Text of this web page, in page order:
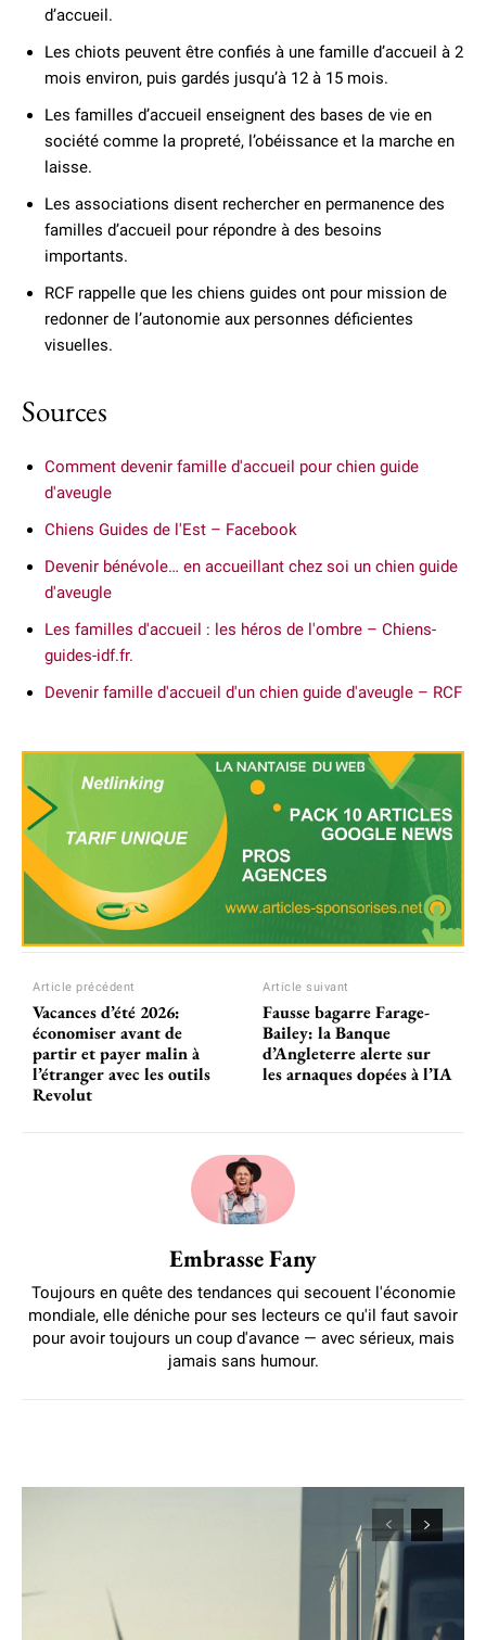
d’accueil.
Les chiots peuvent être confiés à une famille d’accueil à 2
mois environ, puis gardés jusqu’à 12 à 15 mois.
Les familles d’accueil enseignent des bases de vie en
société comme la propreté, l’obéissance et la marche en
laisse.
Les associations disent rechercher en permanence des
familles d’accueil pour répondre à des besoins
importants.
RCF rappelle que les chiens guides ont pour mission de
redonner de l’autonomie aux personnes déficientes
visuelles.
Sources
Comment devenir famille d'accueil pour chien guide
d'aveugle
Chiens Guides de l'Est – Facebook
Devenir bénévole… en accueillant chez soi un chien guide
d'aveugle
Les familles d'accueil : les héros de l'ombre – Chiens-
guides-idf.fr.
Devenir famille d'accueil d'un chien guide d'aveugle – RCF
Article précédent
Vacances d’été 2026:
économiser avant de
partir et payer malin à
l’étranger avec les outils
Revolut
Article suivant
Fausse bagarre Farage-
Bailey: la Banque
d’Angleterre alerte sur
les arnaques dopées à l’IA
Embrasse Fany
Toujours en quête des tendances qui secouent l'économie
mondiale, elle déniche pour ses lecteurs ce qu'il faut savoir
pour avoir toujours un coup d'avance — avec sérieux, mais
jamais sans humour.